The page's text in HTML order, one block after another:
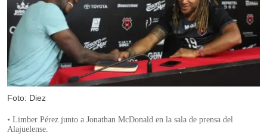
Foto: Diez
• Limber Pérez junto a Jonathan McDonald en la sala de prensa del
Alajuelense.